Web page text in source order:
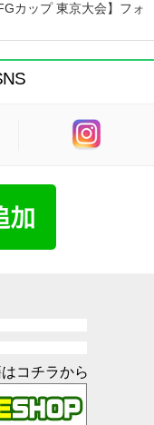
カップ 東京大会】フォ
コチラから